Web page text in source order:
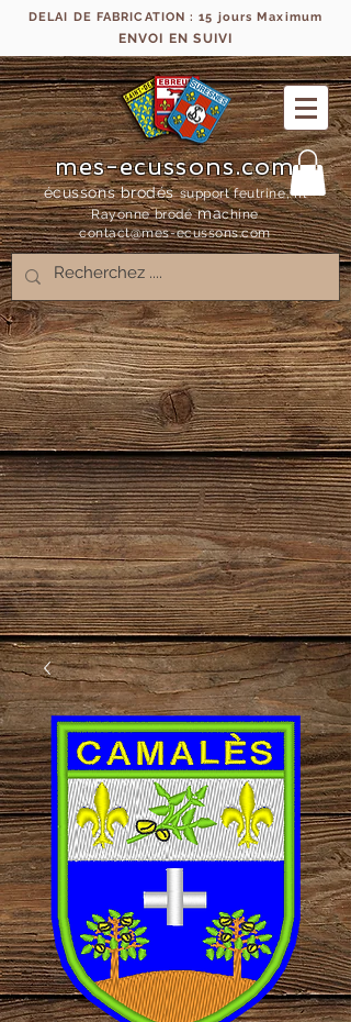
DELAI DE FABRICATION : 15 jours Maximum
ENVOI EN SUIVI
mes-ecussons.com
écussons brodés support feutrine, fil
Rayonne brodémachine
contact@mes-ecussons.com